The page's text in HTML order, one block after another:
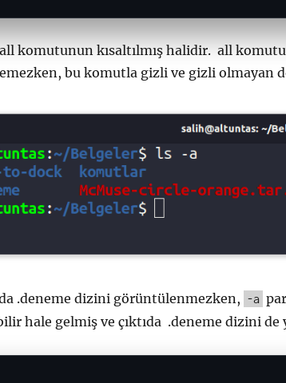
komutunun kısaltılmış halidir. all
bu komutla gizli ve gizli
.deneme dizini görüntülenmezken, -a
hale gelmiş ve çıktıda .deneme dizini de